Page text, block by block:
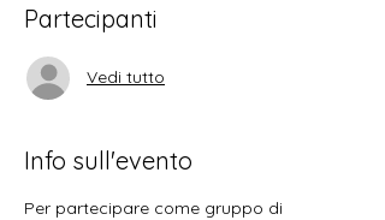
Partecipanti
Vedi tutto
Info sull'evento
Per partecipare come gruppo di